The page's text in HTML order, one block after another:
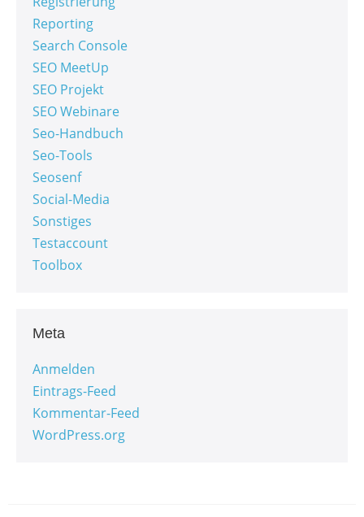
Reporting
Search Console
SEO MeetUp
SEO Projekt
SEO Webinare
Seo-Handbuch
Seo-Tools
Seosenf
Social-Media
Sonstiges
Testaccount
Toolbox
Meta
Anmelden
Eintrags-Feed
Kommentar-Feed
WordPress.org